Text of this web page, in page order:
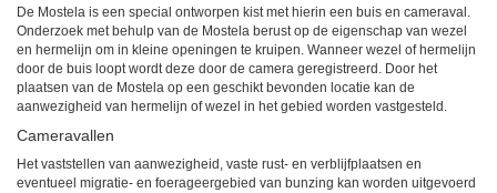
De Mostela is een special ontworpen kist met hierin een buis en cameraval.
Onderzoek met behulp van de Mostela berust op de eigenschap van wezel
en hermelijn om in kleine openingen te kruipen. Wanneer wezel of hermelijn
door de buis loopt wordt deze door de camera geregistreerd. Door het
plaatsen van de Mostela op een geschikt bevonden locatie kan de
aanwezigheid van hermelijn of wezel in het gebied worden vastgesteld.
Cameravallen
Het vaststellen van aanwezigheid, vaste rust- en verblijfplaatsen en
eventueel migratie- en foerageergebied van bunzing kan worden uitgevoerd